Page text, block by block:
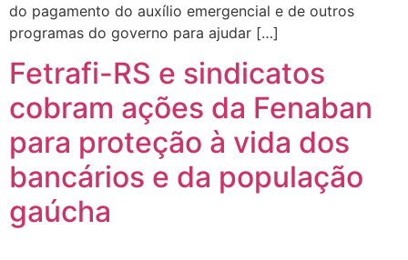
do pagamento do auxílio emergencial e de outros
programas do governo para ajudar […]
Fetrafi-RS e sindicatos
cobram ações da Fenaban
para proteção à vida dos
bancários e da população
gaúcha